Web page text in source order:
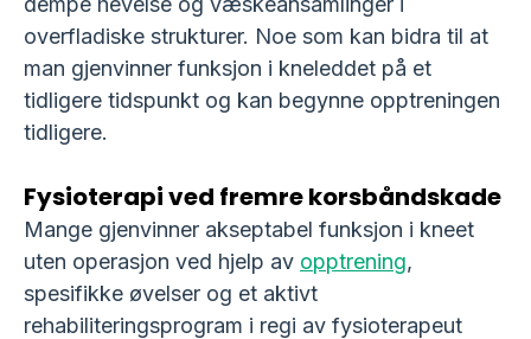
overfladiske strukturer. Noe som kan bidra til at
man gjenvinner funksjon i kneleddet på et
tidligere tidspunkt og kan begynne opptreningen
tidligere.
Fysioterapi ved fremre korsbåndskade
Mange gjenvinner akseptabel funksjon i kneet
uten operasjon ved hjelp av opptrening,
spesifikke øvelser og et aktivt
rehabiliteringsprogram i regi av fysioterapeut